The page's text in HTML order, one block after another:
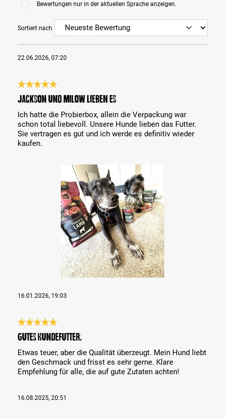
Bewertungen nur in der aktuellen Sprache anzeigen.
Sortiert nach
22.06.2026, 07:20
Bewertung mit 5 von 5 Sternen
Jackson und Milow lieben es
Ich hatte die Probierbox, allein die Verpackung war
schon total liebevoll. Unsere Hunde lieben das Futter.
Sie vertragen es gut und ich werde es definitiv wieder
kaufen.
Bildergalerie überspringen
16.01.2026, 19:03
Bewertung mit 5 von 5 Sternen
Gutes Hundefutter.
Etwas teuer, aber die Qualität überzeugt. Mein Hund liebt
den Geschmack und frisst es sehr gerne. Klare
Empfehlung für alle, die auf gute Zutaten achten!
16.08.2025, 20:51